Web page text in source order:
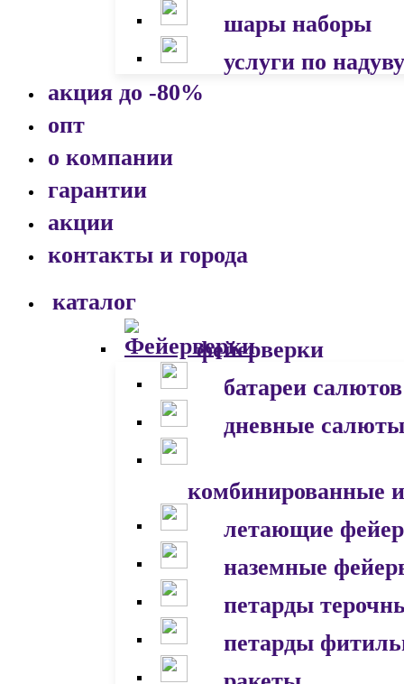
шары наборы
услуги по надуву
акция до -80%
опт
о компании
гарантии
акции
контакты и города
каталог
фейерверки
батареи салютов
дневные салюты
комбинированные
летающие
наземные
петарды
петарды